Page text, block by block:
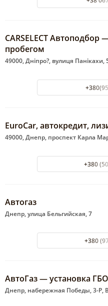
CARSELECT
пробегом
49000, Дніпро?, вулиця Панікахи,
EuroCar, автокредит,
49000, Днепр, проспект Карла
+380
Автогаз
Днепр, улица Бельгийская, 7
+380
АвтоГаз — установка
Днепр, набережная Победы, 3-Р,